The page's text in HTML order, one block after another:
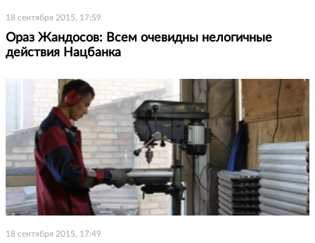
18 сентября 2015, 17:59
Ораз Жандосов: Всем очевидны нелогичные
действия Нацбанка
18 сентября 2015, 17:49